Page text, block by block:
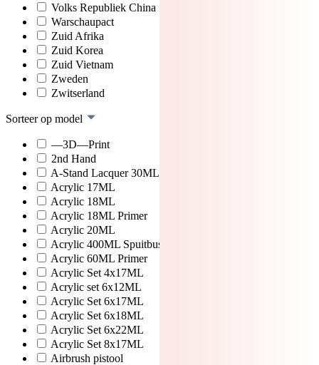
Volks Republiek China
Warschaupact
Zuid Afrika
Zuid Korea
Zuid Vietnam
Zweden
Zwitserland
Sorteer op model
—3D—Print
2nd Hand
A-Stand Lacquer 30ML
Acrylic 17ML
Acrylic 18ML
Acrylic 18ML Primer
Acrylic 20ML
Acrylic 400ML Spuitbus
Acrylic 60ML Primer
Acrylic Set 4x17ML
Acrylic set 6x12ML
Acrylic Set 6x17ML
Acrylic Set 6x18ML
Acrylic Set 6x22ML
Acrylic Set 8x17ML
Airbrush pistool